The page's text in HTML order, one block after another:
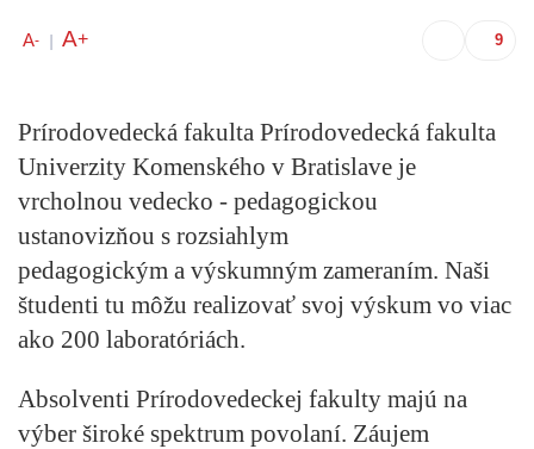
A- A+
Prírodovedecká fakulta Prírodovedecká fakulta
Univerzity Komenského v Bratislave je
vrcholnou vedecko - pedagogickou
ustanovizňou s rozsiahlym
pedagogickým a výskumným zameraním. Naši
študenti tu môžu realizovať svoj výskum vo viac
ako 200 laboratóriách.
Absolventi Prírodovedeckej fakulty majú na
výber široké spektrum povolaní. Záujem